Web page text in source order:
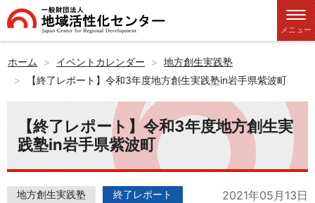
メニュー
ホーム イベントカレンダー
地方創生実践塾
【終了レポート】令和3年度地方創生実践塾in岩手県紫波町
【終了レポート】令和3年度地方創生実
践塾in岩手県紫波町
地方創生実践塾 終了レポート 2021年05月13日